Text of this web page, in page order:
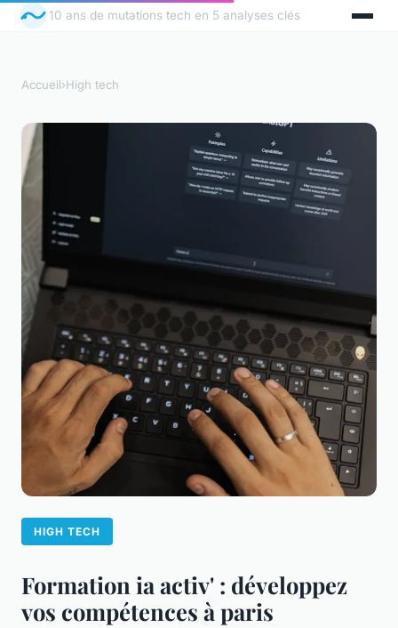
10 ans de mutations tech en 5 analyses clés
Accueil›High tech
HIGH TECH
Formation ia activ' : développez
vos compétences à paris